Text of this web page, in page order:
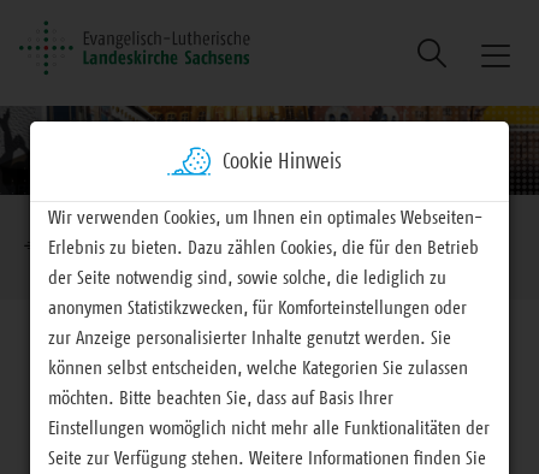
Suche
Brotkrumennavigation
EVLKS - engagiert Mitteilungen
Mitteilungen
Cookie Hinweis
Wir verwenden Cookies, um Ihnen ein optimales Webseiten-
Erlebnis zu bieten. Dazu zählen Cookies, die für den Betrieb
der Seite notwendig sind, sowie solche, die lediglich zu
anonymen Statistikzwecken, für Komforteinstellungen oder
zur Anzeige personalisierter Inhalte genutzt werden. Sie
können selbst entscheiden, welche Kategorien Sie zulassen
möchten. Bitte beachten Sie, dass auf Basis Ihrer
Einstellungen womöglich nicht mehr alle Funktionalitäten der
Seite zur Verfügung stehen. Weitere Informationen finden Sie